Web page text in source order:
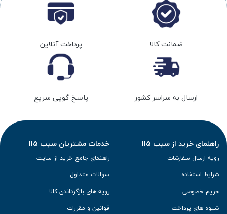
ضمانت کالا پرداخت آنلاین
ارسال به سراسر کشور پاسخ گویی سریع
راهنمای خرید از سیب 115
رویه ارسال سفارشات
شرایط استفاده
حریم خصوصی
شیوه های پرداخت
خدمات مشتریان سیب 115
راهنمای جامع خرید از سایت
سوالات متداول
رویه های بازگرداندن کالا
قوانین و مقررات